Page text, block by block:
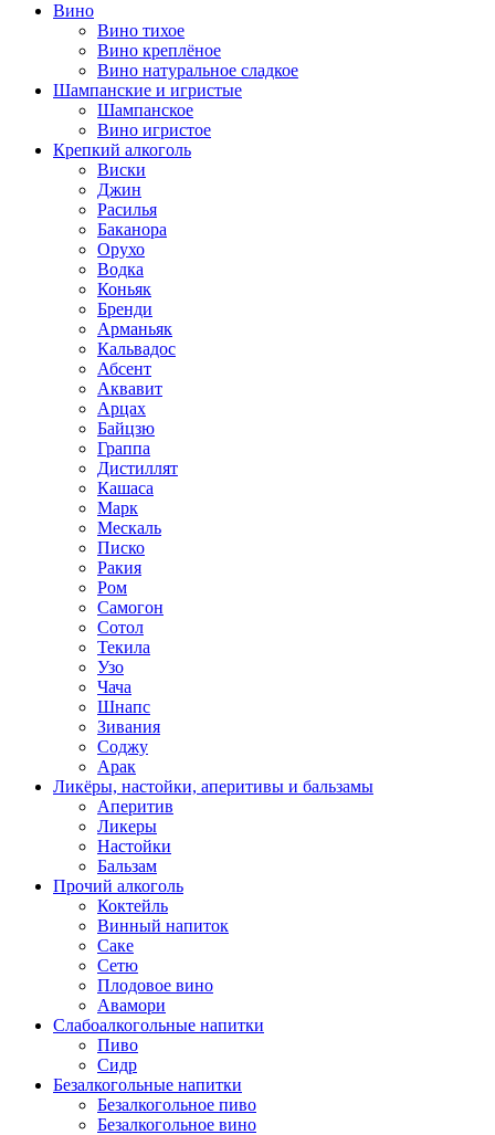
Вино
Вино тихое
Вино креплёное
Вино натуральное сладкое
Шампанские и игристые
Шампанское
Вино игристое
Крепкий алкоголь
Виски
Джин
Расилья
Баканора
Орухо
Водка
Коньяк
Бренди
Арманьяк
Кальвадос
Абсент
Аквавит
Арцах
Байцзю
Граппа
Дистиллят
Кашаса
Марк
Мескаль
Писко
Ракия
Ром
Самогон
Сотол
Текила
Узо
Чача
Шнапс
Зивания
Соджу
Арак
Ликёры, настойки, аперитивы и бальзамы
Аперитив
Ликеры
Настойки
Бальзам
Прочий алкоголь
Коктейль
Винный напиток
Саке
Сетю
Плодовое вино
Авамори
Слабоалкогольные напитки
Пиво
Сидр
Безалкогольные напитки
Безалкогольное пиво
Безалкогольное вино